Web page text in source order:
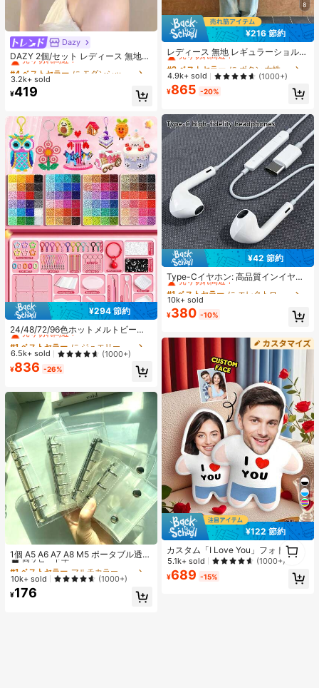
Dazy
DAZY 2個/セット レディース 無地
光沢 シアサッカー リボン ヘアクリ
ップ、エレガントなファッション ク
ロークリップ、日常使用に適してい
ます(ヘアクロー 13cm-15cm)
#4 ベストセラー
売り切れ間近！
#4 ベストセラー
売り切れ間近！
#4 ベストセラー
売り切れ間近！
#4 ベストセラー
3.2k+ sold
¥419
¥294 節約
24/48/72/96色ホットメルトビーズ
クリエイティブクラフトセット、ス
クエアペグボード、多層収納ボック
ス、アイロンペーパー、カラフルな
キーチェーン、装飾アクセサリー、
ハンギングロープ付き、DIY愛好家
フト、誕生日ギフトを手作りできま
す。
#1 ベストセラー
に ジュエリー製作セット
売り切れ間近！
#1 ベストセラー
売り切れ間近！
#1 ベストセラー
売り切れ間近！
#1 ベストセラー
6.5k+ sold (1000+)
¥836 -26%
1個 A5 A6 A7 A8 M5 ポータブル透明
ルーズリーフバインダー、透明ステ
ッカーブック、シールブック、ステ
ッカーブック、写真収納バッグ、フ
ォトアルバム、貯金プランブック、
プランナー、ノート、オフィス文房
#1 ベストセラー
マルチカラー バインダー
高リピート率
#1 ベストセラー
高リピート率
#1 ベストセラー
高リピート率
#1 ベストセラー
10k+ sold (1000+)
¥176
8
¥216 節約
レディース 無地 レギュラーショルダ
ー 半袖Tシャツ ラウンドネック スリ
ムフィット 美シルエット 伸縮性 軽
量 通気性 快適素材 夏用 万能 オール
マッチ トップス
#2 ベストセラー
に ボタン 女性用Tシャツ
売り切れ間近！
#2 ベストセラー
売り切れ間近！
#2 ベストセラー
売り切れ間近！
#2 ベストセラー
4.9k+ sold (1000+)
¥865 -20%
¥42 節約
Type-Cイヤホン: 高品質インイヤー
ヘッドホン、3ボタンインラインコ
ントロール内蔵、音楽再生、通話応
答、音量調整が簡単。17/16/15シリ
ーズ、Plus、Pro、Pro Maxモデル対
#1 ベストセラー
に エレクトロニクス
売り切れ間近！
#1 ベストセラー
売り切れ間近！
#1 ベストセラー
売り切れ間近！
#1 ベストセラー
10k+ sold
¥380 -10%
¥122 節約
カスタム「I Love You」フォトクッ
ション - パーソナライズされた顔ホ
ームデコレーションクッション、ニ
ット生地、ハート柄、愛を表現、カ
5.1k+ sold (1000+)
¥689 -15%
1